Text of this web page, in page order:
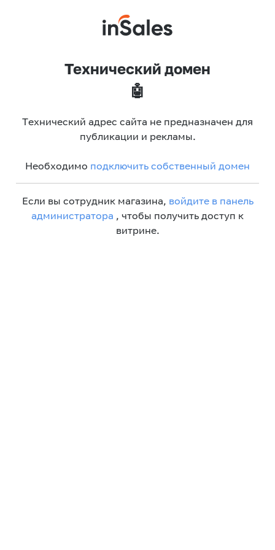
Технический домен
🤖
Технический адрес сайта не предназначен для
публикации и рекламы.
Необходимо подключить собственный домен
Если вы сотрудник магазина, войдите в панель
администратора , чтобы получить доступ к
витрине.